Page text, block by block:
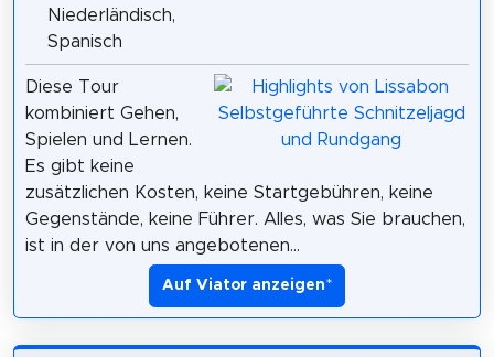
Niederländisch,
Spanisch
Diese Tour
kombiniert Gehen,
Spielen und Lernen.
Es gibt keine
zusätzlichen Kosten, keine Startgebühren, keine
Gegenstände, keine Führer. Alles, was Sie brauchen,
ist in der von uns angebotenen...
Auf Viator anzeigen*